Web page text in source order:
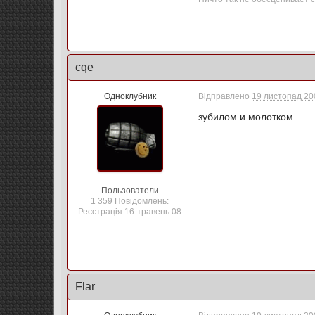
cqe
Одноклубник
Пользователи
1 359 Повідомлень:
Реєстрація 16-травень 08
Відправлено 19 листопад
зубилом и молотком
Flar